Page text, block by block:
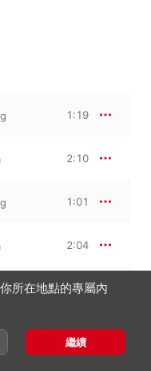
1:19
2:10
1:01
2:04
3:04
6:56
所在地點的專屬內
繼續